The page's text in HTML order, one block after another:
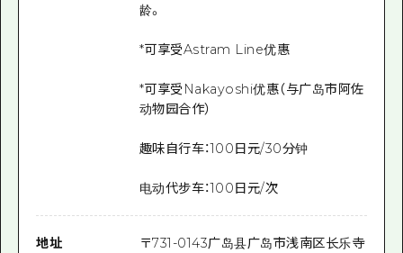
龄。
*可享受Astram Line优惠
*可享受Nakayoshi优惠（与广岛市阿佐
动物园合作）
趣味自行车：100日元/30分钟
电动代步车：100日元/次
地址 〒731-0143广岛县广岛市浅南区长乐寺